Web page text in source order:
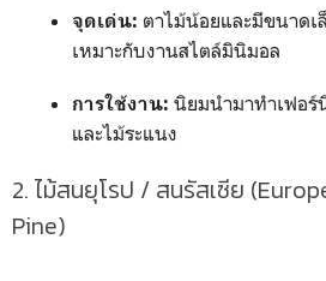
จุดเด่น: ตาไม้น้อยและมีขนาดเ
เหมาะกับงานสไตล์มินิมอล
การใช้งาน: นิยมนำมาทำเฟอร์
และไม้ระแนง
2. ไม้สนยุโรป / สนรัสเซีย
Pine)